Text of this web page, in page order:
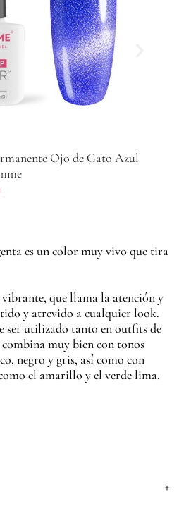
Ojo de Gato Azul
es un color muy vivo que tira
que llama la atención y
y atrevido a cualquier look.
ser utilizado tanto en outfits de
muy bien con tonos
negro y gris, así como con
el amarillo y el verde lima.
+